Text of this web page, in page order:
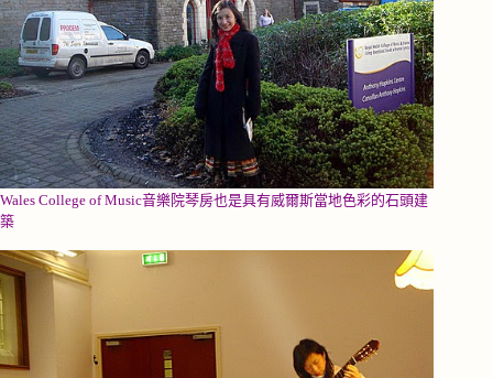
Wales College of Music音樂院琴房也是具有威爾斯當地色彩的石頭建
築